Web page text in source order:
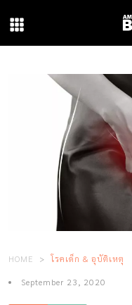
HOME โรคเด็ก & อุบัติเหตุ
September 23, 2020